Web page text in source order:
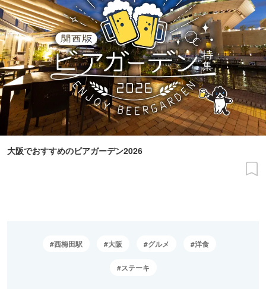
大阪でおすすめのビアガーデン2026
西梅田駅 大阪 グルメ 洋食
ステーキ